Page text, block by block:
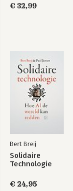
€ 32,99
Bert Breij
Solidaire
Technologie
€ 24,95